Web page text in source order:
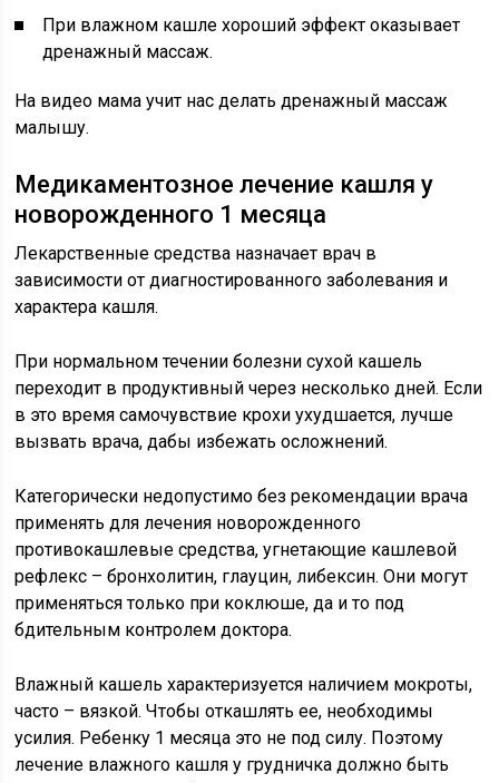
При влажном кашле хороший эффект оказывает
дренажный массаж.
На видео мама учит нас делать дренажный массаж
малышу.
Медикаментозное лечение кашля у
новорожденного 1 месяца
Лекарственные средства назначает врач в
зависимости от диагностированного заболевания и
характера кашля.
При нормальном течении болезни сухой кашель
переходит в продуктивный через несколько дней. Если
в это время самочувствие крохи ухудшается, лучше
вызвать врача, дабы избежать осложнений.
Категорически недопустимо без рекомендации врача
применять для лечения новорожденного
противокашлевые средства, угнетающие кашлевой
рефлекс – бронхолитин, глауцин, либексин. Они могут
применяться только при коклюше, да и то под
бдительным контролем доктора.
Влажный кашель характеризуется наличием мокроты,
часто – вязкой. Чтобы откашлять ее, необходимы
усилия. Ребенку 1 месяца это не под силу. Поэтому
лечение влажного кашля у грудничка должно быть